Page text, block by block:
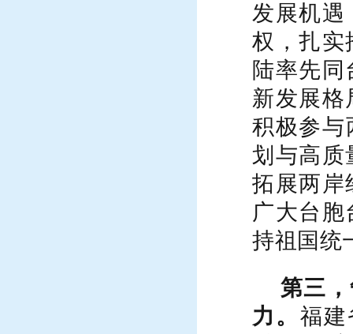
发展机遇
权，扎实
陆率先
新发展格
积极参与
划与高质
拓展两岸
广大台
持祖国统
第三
力。 福